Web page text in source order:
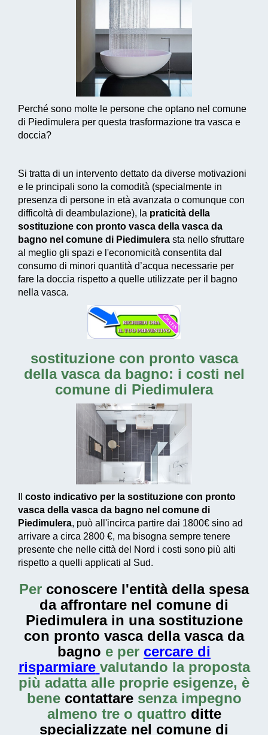
Perché sono molte le persone che optano nel comune
di Piedimulera per questa trasformazione tra vasca e
doccia?
Si tratta di un intervento dettato da diverse motivazioni
e le principali sono la comodità (specialmente in
presenza di persone in età avanzata o comunque con
difficoltà di deambulazione), la praticità della
sostituzione con pronto vasca della vasca da
bagno nel comune di Piedimulera sta nello sfruttare
al meglio gli spazi e l'economicità consentita dal
consumo di minori quantità d’acqua necessarie per
fare la doccia rispetto a quelle utilizzate per il bagno
nella vasca.
sostituzione con pronto vasca
della vasca da bagno: i costi nel
comune di Piedimulera
costo indicativo per la sostituzione con pronto
vasca della vasca da bagno nel comune di
Piedimulera, può all'incirca partire dai 1800€ sino ad
arrivare a circa 2800 €, ma bisogna sempre tenere
presente che nelle città del Nord i costi sono più alti
rispetto a quelli applicati al Sud.
Per conoscere l'entità della spesa
da affrontare nel comune di
Piedimulera in una sostituzione
con pronto vasca della vasca da
bagno e per cercare di
risparmiare valutando la proposta
più adatta alle proprie esigenze, è
bene contattaresenza impegno
almeno tre o quattro ditte
specializzate nel comune di